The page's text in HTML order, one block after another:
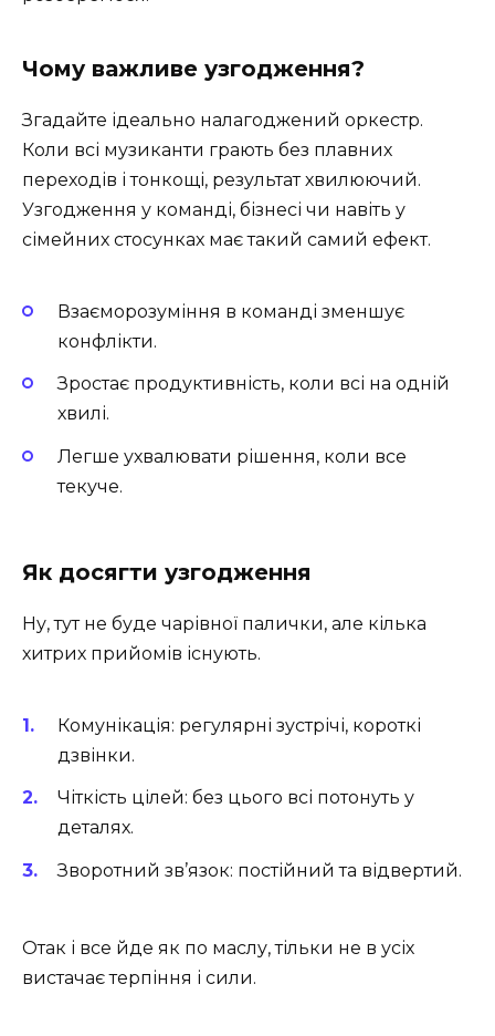
Чому важливе узгодження?
Згадайте ідеально налагоджений оркестр.
Коли всі музиканти грають без плавних
переходів і тонкощі, результат хвилюючий.
Узгодження у команді, бізнесі чи навіть у
сімейних стосунках має такий самий ефект.
Взаєморозуміння в команді зменшує
конфлікти.
Зростає продуктивність, коли всі на одній
хвилі.
Легше ухвалювати рішення, коли все
текуче.
Як досягти узгодження
Ну, тут не буде чарівної палички, але кілька
хитрих прийомів існують.
Комунікація: регулярні зустрічі, короткі
дзвінки.
Чіткість цілей: без цього всі потонуть у
деталях.
Зворотний зв’язок: постійний та відвертий.
Отак і все йде як по маслу, тільки не в усіх
вистачає терпіння і сили.